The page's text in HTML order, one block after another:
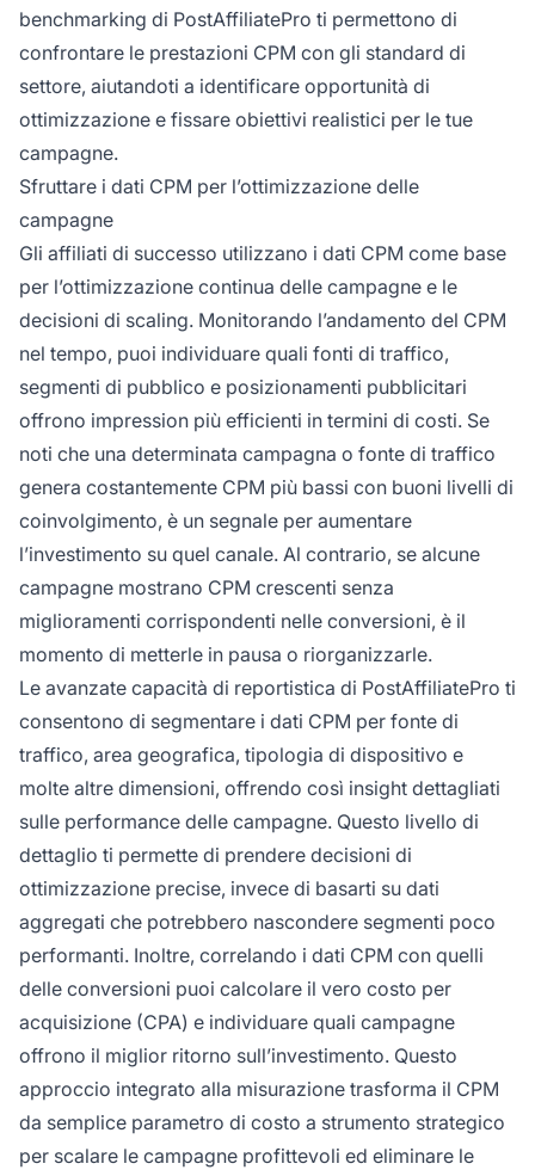
benchmarking di PostAffiliatePro ti permettono di
confrontare le prestazioni CPM con gli standard di
settore, aiutandoti a identificare opportunità di
ottimizzazione e fissare obiettivi realistici per le tue
campagne.
Sfruttare i dati CPM per l’ottimizzazione delle
campagne
Gli affiliati di successo utilizzano i dati CPM come base
per l’ottimizzazione continua delle campagne e le
decisioni di scaling. Monitorando l’andamento del CPM
nel tempo, puoi individuare quali fonti di traffico,
segmenti di pubblico e posizionamenti pubblicitari
offrono impression più efficienti in termini di costi. Se
noti che una determinata campagna o fonte di traffico
genera costantemente CPM più bassi con buoni livelli di
coinvolgimento, è un segnale per aumentare
l’investimento su quel canale. Al contrario, se alcune
campagne mostrano CPM crescenti senza
miglioramenti corrispondenti nelle conversioni, è il
momento di metterle in pausa o riorganizzarle.
Le avanzate capacità di reportistica di PostAffiliatePro ti
consentono di segmentare i dati CPM per fonte di
traffico, area geografica, tipologia di dispositivo e
molte altre dimensioni, offrendo così insight dettagliati
sulle performance delle campagne. Questo livello di
dettaglio ti permette di prendere decisioni di
ottimizzazione precise, invece di basarti su dati
aggregati che potrebbero nascondere segmenti poco
performanti. Inoltre, correlando i dati CPM con quelli
delle conversioni puoi calcolare il vero costo per
acquisizione (CPA) e individuare quali campagne
offrono il miglior ritorno sull’investimento. Questo
approccio integrato alla misurazione trasforma il CPM
da semplice parametro di costo a strumento strategico
per scalare le campagne profittevoli ed eliminare le